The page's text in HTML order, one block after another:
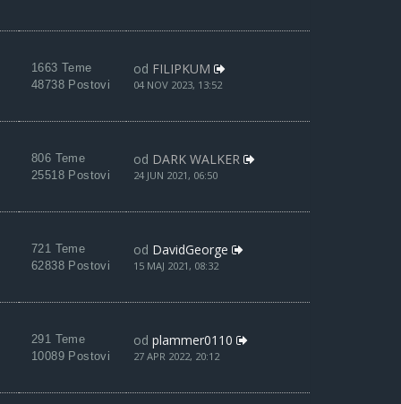
1663 Teme
48738 Postovi
od FILIPKUM
04 NOV 2023, 13:52
806 Teme
25518 Postovi
od DARK WALKER
24 JUN 2021, 06:50
721 Teme
62838 Postovi
od DavidGeorge
15 MAJ 2021, 08:32
291 Teme
10089 Postovi
od plammer0110
27 APR 2022, 20:12